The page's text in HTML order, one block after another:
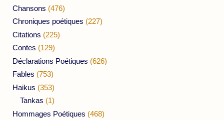
Chansons (476)
Chroniques poétiques (227)
Citations (225)
Contes (129)
Déclarations Poétiques (626)
Fables (753)
Haikus (353)
Tankas (1)
Hommages Poétiques (468)